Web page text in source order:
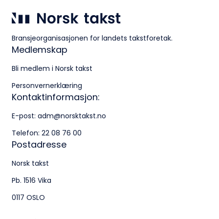
Besøksadresse:
Klingenberggt. 7A, 0161 Oslo
Postadresse:
Pb. 1516 Vika, 0117 OSLO
Organisasjonsnummer:
Bransjeorganisasjonen for landets takstforetak.
Medlemskap
Bli medlem i Norsk takst
Personvernerklæring
Kontaktinformasjon:
E-post: adm@norsktakst.no
Telefon: 22 08 76 00
Postadresse
Norsk takst
Pb. 1516 Vika
0117 OSLO